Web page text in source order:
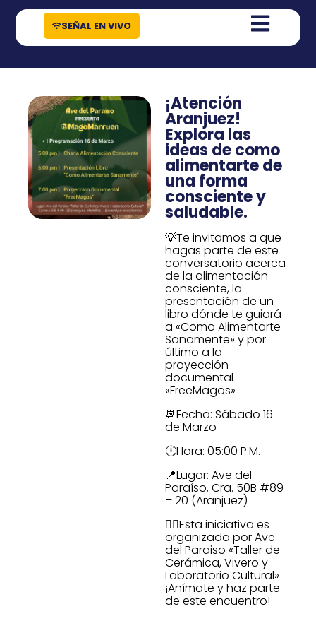
contenido
SEÑAL EN VIVO
¡Atención
Aranjuez!
Explora las
ideas de como
alimentarte de
una forma
consciente y
saludable.
💡Te invitamos a que
hagas parte de este
conversatorio acerca
de la alimentación
consciente, la
presentación de un
libro dónde te guiará
a «Como Alimentarte
Sanamente» y por
último a la
proyección
documental
«FreeMagos»
📆Fecha: Sábado 16
de Marzo
🕛Hora: 05:00 P.M.
📍Lugar: Ave del
Paraíso, Cra. 50B #89
– 20 (Aranjuez)
👉🏻Esta iniciativa es
organizada por Ave
del Paraiso «Taller de
Cerámica, Vivero y
Laboratorio Cultural»
¡Anímate y haz parte
de este encuentro!